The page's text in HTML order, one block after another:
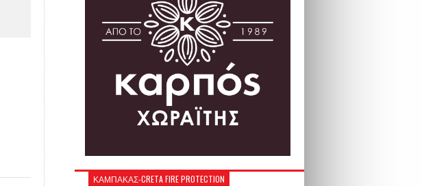
ΚΑΜΠΑΚΑΣ-CRETA FIRE PROTECTION